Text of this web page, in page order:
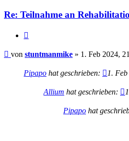
Re: Teilnahme an
Beitrag
von stuntmanmike » 1. Feb 2024,
Pipapo hat geschrieben: 1.
Allium hat geschrieben:
Pipapo hat